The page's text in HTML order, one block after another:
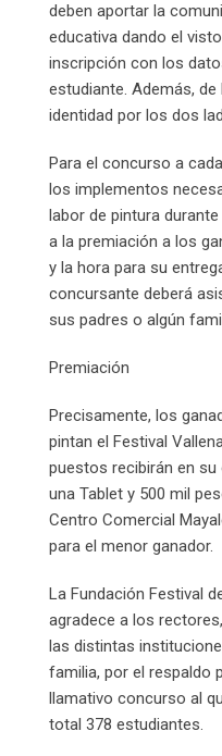
deben aportar la
educativa dando el
inscripción con los
estudiante. Además,
identidad por los dos
Para el concurso a
los implementos
labor de pintura
a la premiación a los
y la hora para su
concursante deberá
sus padres o algún
Premiación
Precisamente, los
pintan el Festival
puestos recibirán en su
una Tablet y 500 mil
Centro Comercial
para el menor ganador.
La Fundación Festival
agradece a los
las distintas
familia, por el respaldo
llamativo concurso al
total 378 estudiantes.